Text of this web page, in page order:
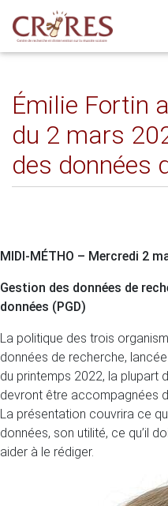
Émilie Fortin
du 2 mars
des données
MIDI-MÉTHO – Mercredi 2
Gestion des données de
données (PGD)
La politique des trois
données de recherche,
du printemps 2022, la plupart
devront être accompagnées
La présentation couvrira ce
données, son utilité, ce qu’il
aider à le rédiger.